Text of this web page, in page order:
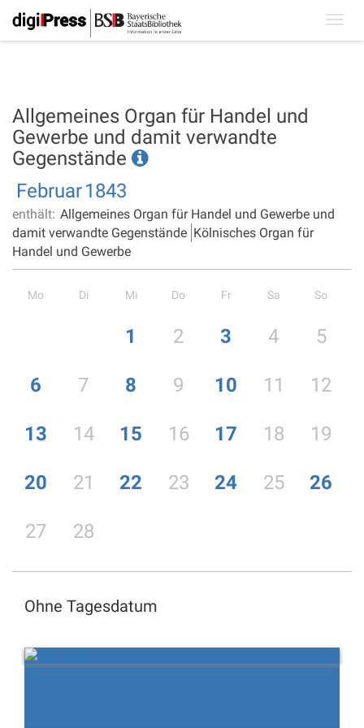
Allgemeines Organ für Handel und
Gewerbe und damit verwandte
Gegenstände
Februar1843
enthält: Allgemeines Organ für Handel und Gewerbe und
damit verwandte Gegenstände Kölnisches Organ für
Handel und Gewerbe
Mo Di Mi Do Fr Sa So
1 2 3 4 5
6 7 8 9 10 11 12
13 14 15 16 17 18 19
20 21 22 23 24 25 26
27 28
Ohne Tagesdatum